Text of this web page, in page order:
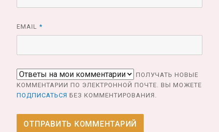
EMAIL*
ПОЛУЧАТЬ НОВЫЕ
КОММЕНТАРИИ ПО ЭЛЕКТРОННОЙ ПОЧТЕ. ВЫ МОЖЕТЕ
ПОДПИСАТЬСЯ БЕЗ КОММЕНТИРОВАНИЯ.